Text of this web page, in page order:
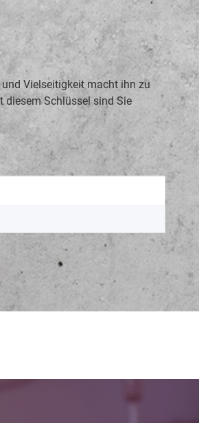
und Vielseitigkeit macht ihn zu
diesem Schlüssel sind Sie